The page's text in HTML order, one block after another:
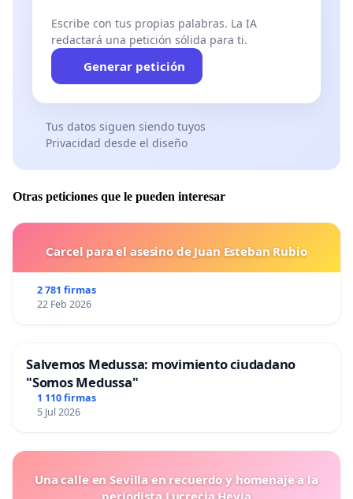
Escribe con tus propias palabras. La IA
redactará una petición sólida para ti.
Generar petición
Tus datos siguen siendo tuyos
Privacidad desde el diseño
Otras peticiones que le pueden interesar
Carcel para el asesino de Juan Esteban Rubio
2 781 firmas
22 Feb 2026
Salvemos Medussa: movimiento ciudadano
"Somos Medussa"
1 110 firmas
5 Jul 2026
Una calle en Sevilla en recuerdo y homenaje a la